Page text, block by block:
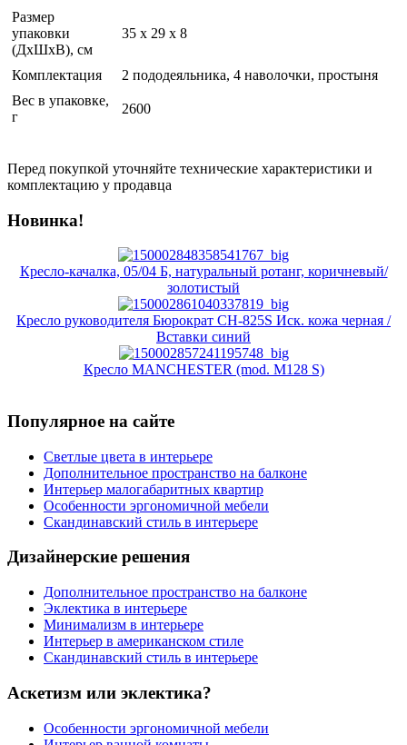
Размер
упаковки
(ДхШхВ), см
35 x 29 x 8
Комплектация
2 пододеяльника, 4 наволочки, простыня
Вес в упаковке,
г
2600
Перед покупкой уточняйте технические характеристики и
комплектацию у продавца
Новинка!
Кресло-качалка, 05/04 Б, натуральный ротанг, коричневый/
золотистый
Кресло руководителя Бюрократ CH-825S Иск. кожа черная /
Вставки синий
Кресло MANCHESTER (mod. M128 S)
Популярное на сайте
Светлые цвета в интерьере
Дополнительное пространство на балконе
Интерьер малогабаритных квартир
Особенности эргономичной мебели
Скандинавский стиль в интерьере
Дизайнерские решения
Дополнительное пространство на балконе
Эклектика в интерьере
Минимализм в интерьере
Интерьер в американском стиле
Скандинавский стиль в интерьере
Аскетизм или эклектика?
Особенности эргономичной мебели